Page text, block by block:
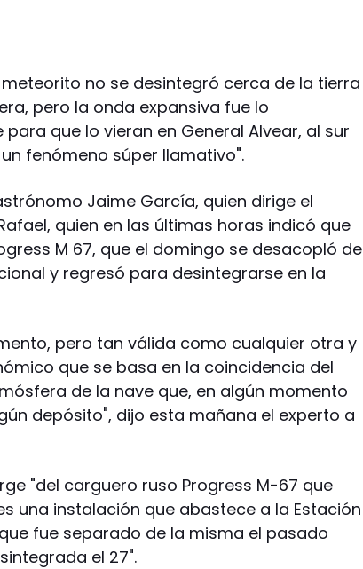
no se desintegró cerca de la tierra
pero la onda expansiva fue lo
que lo vieran en General Alvear, al sur
fenómeno súper llamativo".
Jaime García, quien dirige el
quien en las últimas horas indicó que
M 67, que el domingo se desacopló de
y regresó para desintegrarse en la
pero tan válida como cualquier otra y
que se basa en la coincidencia del
de la nave que, en algún momento
depósito", dijo esta mañana el experto a
"del carguero ruso Progress M-67 que
una instalación que abastece a la Estación
fue separado de la misma el pasado
el 27".